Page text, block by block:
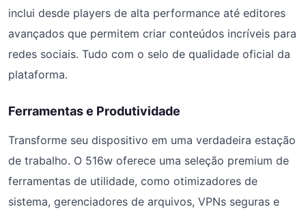
inclui desde players de alta performance até editores
avançados que permitem criar conteúdos incríveis para
redes sociais. Tudo com o selo de qualidade oficial da
plataforma.
Ferramentas e Produtividade
Transforme seu dispositivo em uma verdadeira estação
de trabalho. O 516w oferece uma seleção premium de
ferramentas de utilidade, como otimizadores de
sistema, gerenciadores de arquivos, VPNs seguras e